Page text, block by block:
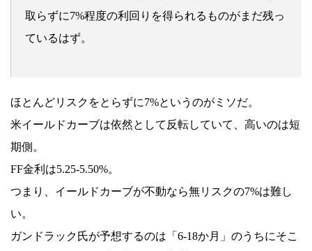
取らずに7%程度の利回りを得られるものがまだ残っ
ているはず。
ほとんどリスクをとらずに7%というのがミソだ。
米イールドカーブは依然として反転していて、高いのは短
期側。
FF金利は5.25-5.50%。
つまり、イールドカーブが不動なら無リスクの7%は難し
い。
ガンドラック氏が予想するのは「6-18か月」のうちにそこ